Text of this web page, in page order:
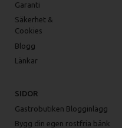
Garanti
Säkerhet &
Cookies
Blogg
Länkar
SIDOR
Gastrobutiken Blogginlägg
Bygg din egen rostfria bänk